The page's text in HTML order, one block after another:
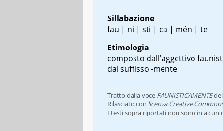
Sillabazione
fau | ni | sti | ca | mén | te
Etimologia
composto dall'aggettivo
dal suffisso -mente
Tratto dalla voce FAUNISTICAMENTEdel
Rilasciato con licenza Creative
I testi sopra riportati non sono in alcun